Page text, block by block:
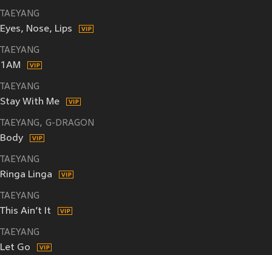
TAEYANG
Eyes, Nose, Lips
TAEYANG
1AM
TAEYANG
Stay With Me
TAEYANG G-DRAGON
Body
TAEYANG
Ringa Linga
TAEYANG
This Ain’t It
TAEYANG
Let Go